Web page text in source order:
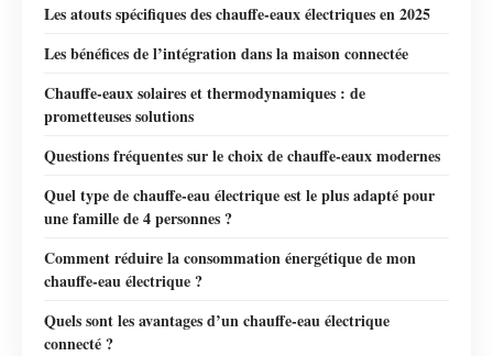
Les atouts spécifiques des chauffe-eaux électriques en 2025
Les bénéfices de l’intégration dans la maison connectée
Chauffe-eaux solaires et thermodynamiques : de
prometteuses solutions
Questions fréquentes sur le choix de chauffe-eaux modernes
Quel type de chauffe-eau électrique est le plus adapté pour
une famille de 4 personnes ?
Comment réduire la consommation énergétique de mon
chauffe-eau électrique ?
Quels sont les avantages d’un chauffe-eau électrique
connecté ?